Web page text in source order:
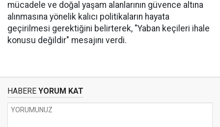
mücadele ve doğal yaşam alanlarının güvence altına
alınmasına yönelik kalıcı politikaların hayata
geçirilmesi gerektiğini belirterek, "Yaban keçileri ihale
konusu değildir" mesajını verdi.
HABERE YORUM KAT